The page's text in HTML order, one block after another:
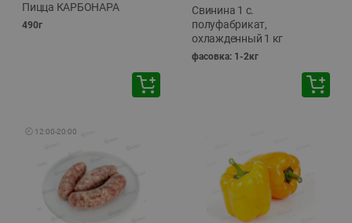
Пицца КАРБОНАРА
490г
Свинина 1 с.
полуфабрикат,
охлажденный 1 кг
фасовка: 1-2кг
🕘 12:00-20:00